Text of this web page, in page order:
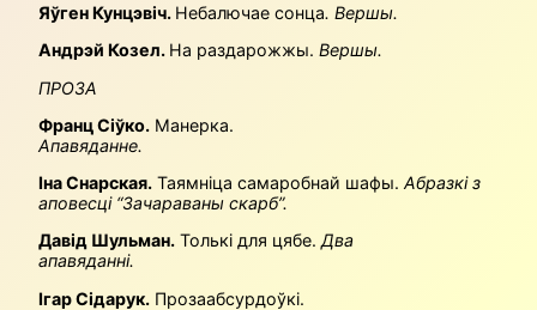
Яўген Кунцэвіч. Небалючае сонца. Вершы.
Андрэй Козел. На раздарожжы. Вершы.
ПРОЗА
Франц Сіўко. Манерка.
Апавяданне.
Іна Снарская. Таямніца самаробнай шафы. Абразкі з
аповесці “Зачараваны скарб”.
Давід Шульман. Толькі для цябе. Два
апавяданні.
Ігар Сідарук. Прозаабсурдоўкі.